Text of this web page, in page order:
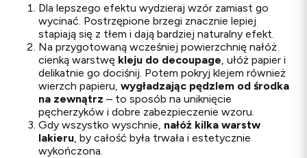
Dla lepszego efektu wydzieraj wzór zamiast go
wycinać. Postrzępione brzegi znacznie lepiej
stapiają się z tłem i dają bardziej naturalny efekt.
Na przygotowaną wcześniej powierzchnię nałóż
cienką warstwę kleju do decoupage , ułóż papier i
delikatnie go dociśnij. Potem pokryj klejem również
wierzch papieru, wygładzając pędzlem od środka
na zewnątrz – to sposób na uniknięcie
pęcherzyków i dobre zabezpieczenie wzoru.
Gdy wszystko wyschnie, nałóż kilka warstw
lakieru , by całość była trwała i estetycznie
wykończona.